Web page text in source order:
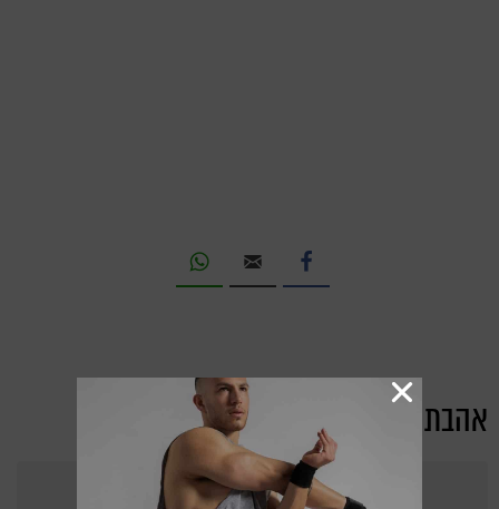
אהבת את הכתבה?
367
Points